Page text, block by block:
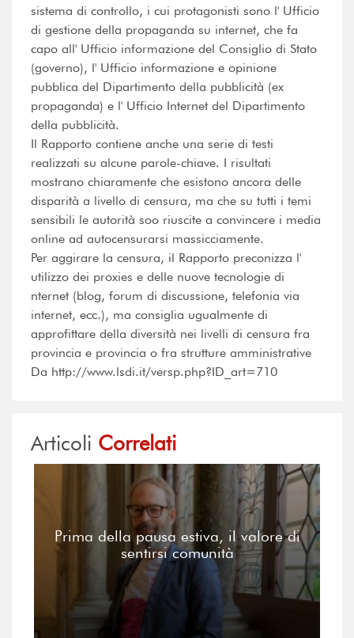
sistema di controllo, i cui protagonisti sono l' Ufficio
di gestione della propaganda su internet, che fa
capo all' Ufficio informazione del Consiglio di Stato
(governo), l' Ufficio informazione e opinione
pubblica del Dipartimento della pubblicità (ex
propaganda) e l' Ufficio Internet del Dipartimento
della pubblicità.
Il Rapporto contiene anche una serie di testi
realizzati su alcune parole-chiave. I risultati
mostrano chiaramente che esistono ancora delle
disparità a livello di censura, ma che su tutti i temi
sensibili le autorità soo riuscite a convincere i media
online ad autocensurarsi massicciamente.
Per aggirare la censura, il Rapporto preconizza l'
utilizzo dei proxies e delle nuove tecnologie di
nternet (blog, forum di discussione, telefonia via
internet, ecc.), ma consiglia ugualmente di
approfittare della diversità nei livelli di censura fra
provincia e provincia o fra strutture amministrative
Da http://www.lsdi.it/versp.php?ID_art=710
Articoli Correlati
Prima della pausa estiva, il valore di
sentirsi comunità